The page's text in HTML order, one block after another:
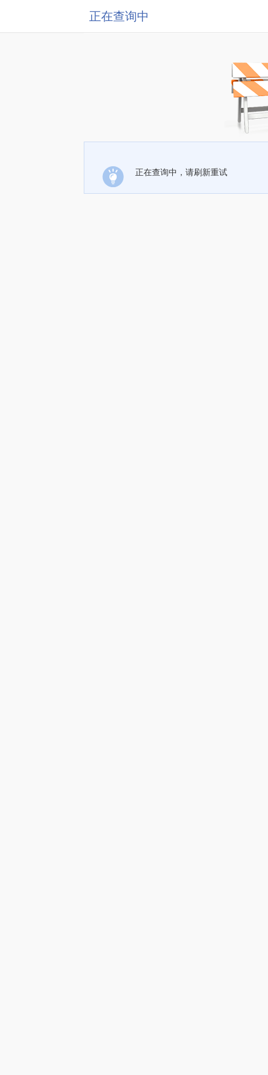
正在查询中
正在查询中，请刷新重试